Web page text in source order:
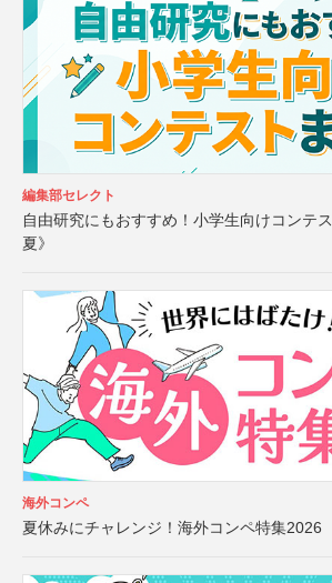
編集部セレクト
自由研究にもおすすめ！小学生向けコンテ
夏》
海外コンペ
夏休みにチャレンジ！海外コンペ特集2026